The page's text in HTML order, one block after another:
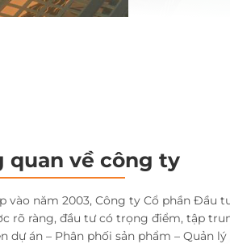
quan về công ty
vào năm 2003, Công ty Cổ phần Đầu
rõ ràng, đầu tư có trọng điểm, tập
dự án – Phân phối sản phẩm – Quản